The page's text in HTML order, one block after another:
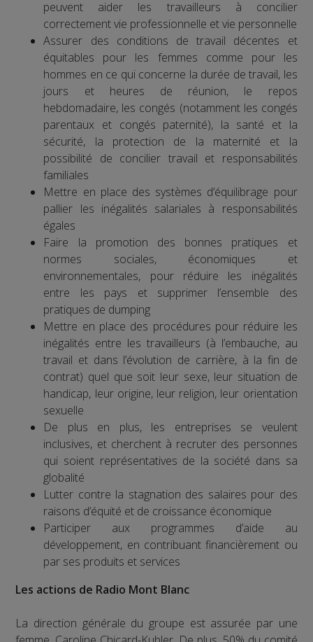
peuvent aider les travailleurs à concilier
correctement vie professionnelle et vie personnelle
Assurer des conditions de travail décentes et
équitables pour les femmes comme pour les
hommes en ce qui concerne la durée de travail, les
jours et heures de réunion, le repos
hebdomadaire, les congés (notamment les congés
parentaux et congés paternité), la santé et la
sécurité, la protection de la maternité et la
possibilité de concilier travail et responsabilités
familiales
Mettre en place des systèmes d’équilibrage pour
pallier les inégalités salariales à responsabilités
égales
Faire la promotion des bonnes pratiques et
normes sociales, économiques et
environnementales, pour réduire les inégalités
entre les pays et supprimer l’ensemble des
pratiques de dumping
Mettre en place des procédures pour réduire les
inégalités entre les travailleurs (à l’embauche, au
travail et dans l’évolution de carrière, à la fin de
contrat) quel que soit leur sexe, leur situation de
handicap, leur origine, leur religion, leur orientation
sexuelle
De plus en plus, les entreprises se veulent
inclusives, et cherchent à recruter des personnes
qui soient représentatives de la société dans sa
globalité
Lutter contre la stagnation des salaires pour des
raisons d’équité et de croissance économique
Participer aux programmes d’aide au
développement, en contribuant financièrement ou
par ses produits et services
Les actions de Radio Mont Blanc
La direction générale du groupe est assurée par une